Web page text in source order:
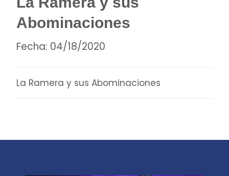
Abominaciones
Fecha: 04/18/2020
La Ramera y sus Abominaciones